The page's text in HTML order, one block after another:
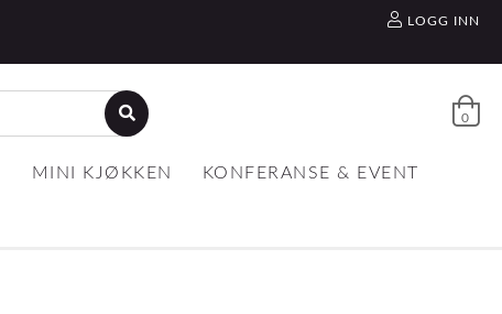
LOGG INN
0
MINI KJØKKEN KONFERANSE & EVENT